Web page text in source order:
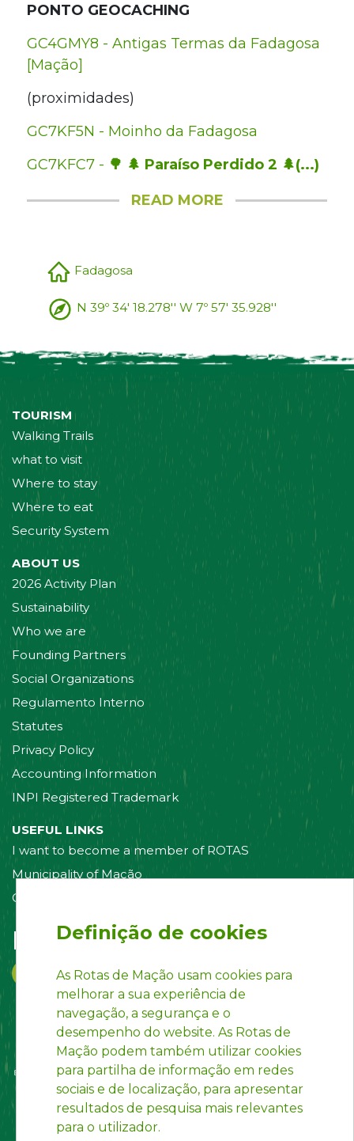
PONTO GEOCACHING
GC4GMY8 - Antigas Termas da Fadagosa
[Mação]
(proximidades)
GC7KF5N - Moinho da Fadagosa
GC7KFC7 - 🌳 🌲 Paraíso Perdido 2 🌲(...)
READ MORE
Fadagosa
N 39º 34' 18.278'' W 7º 57' 35.928''
TOURISM
Walking Trails
what to visit
Where to stay
Where to eat
Security System
ABOUT US
2026 Activity Plan
Sustainability
Who we are
Founding Partners
Social Organizations
Regulamento Interno
Statutes
Privacy Policy
Accounting Information
INPI Registered Trademark
USEFUL LINKS
I want to become a member of ROTAS
Municipality of Mação
Contact us
Follow us on:
Definição de cookies
As Rotas de Mação usam cookies para
melhorar a sua experiência de
navegação, a segurança e o
desempenho do website. As Rotas de
Mação podem também utilizar cookies
para partilha de informação em redes
sociais e de localização, para apresentar
resultados de pesquisa mais relevantes
para o utilizador.